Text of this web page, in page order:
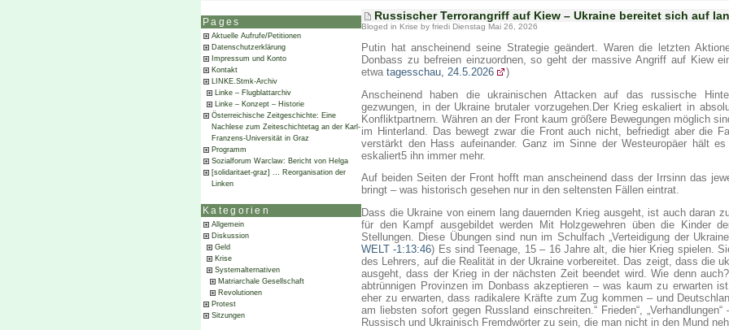
Pages
Aktuelle Aufrufe/Petitionen
Datenschutzerklärung
Impressum und Konto
Kontakt
LINKE.Stmk-Archiv
Linke – Flugblattarchiv
Linke – Konzept – Historie
Österreichische Zeitgeschichte: Eine
Nachlese zum Zeiteschichtetag an der Karl-
Franzens-Universität in Graz
Programm
Sozialforum Warclaw: Bericht von Helga
[solidaritaet-graz] … Reorganisation der
Linken
Kategorien
Allgemein
Diskussion
Geld
Krise
Systemalternativen
Matriarchale Gesellschaft
Revolutionen
Protest
Sitzungen
Russischer Terrorangriff auf Kiew – Ukraine bereitet sich auf
Bloged in Krise by friedi Dienstag Mai 26, 2026
Putin hat anscheinend seine Strategie geändert. Waren die letzten
Donbass zu befreien einzuordnen, so geht der massive Angriff auf Kiew
etwa tagesschau, 24.5.2026
)
Anscheinend haben die ukrainischen Attacken auf das russische
gezwungen, in der Ukraine brutaler vorzugehen.Der Krieg eskaliert in
Konfliktpartnern. Währen an der Front kaum größere Bewegungen möglich
im Hinterland. Das bewegt zwar die Front auch nicht, befriedigt aber die
verstärkt den Hass aufeinander. Ganz im Sinne der Westeuropäer hält
eskaliert5 ihn immer mehr.
Auf beiden Seiten der Front hofft man anscheinend dass der Irrsinn das
bringt – was historisch gesehen nur in den seltensten Fällen eintrat.
Dass die Ukraine von einem lang dauernden Krieg ausgeht, ist auch daran
für den Kampf ausgebildet werden Mit Holzgewehren üben die Kinder
Stellungen. Diese Übungen sind nun im Schulfach „Verteidigung der
WELT -1:13:46) Es sind Teenage, 15 – 16 Jahre alt, die hier Krieg spielen.
des Lehrers, auf die Realität in der Ukraine vorbereitet. Das zeigt, dass die
ausgeht, dass der Krieg in der nächsten Zeit beendet wird. Wie denn
abtrünnigen Provinzen im Donbass akzeptieren – was kaum zu erwarten
eher zu erwarten, dass radikalere Kräfte zum Zug kommen – und
am liebsten sofort gegen Russland einschreiten.“ Frieden“,
Russisch und Ukrainisch Fremdwörter zu sein, die man nicht in den Mund